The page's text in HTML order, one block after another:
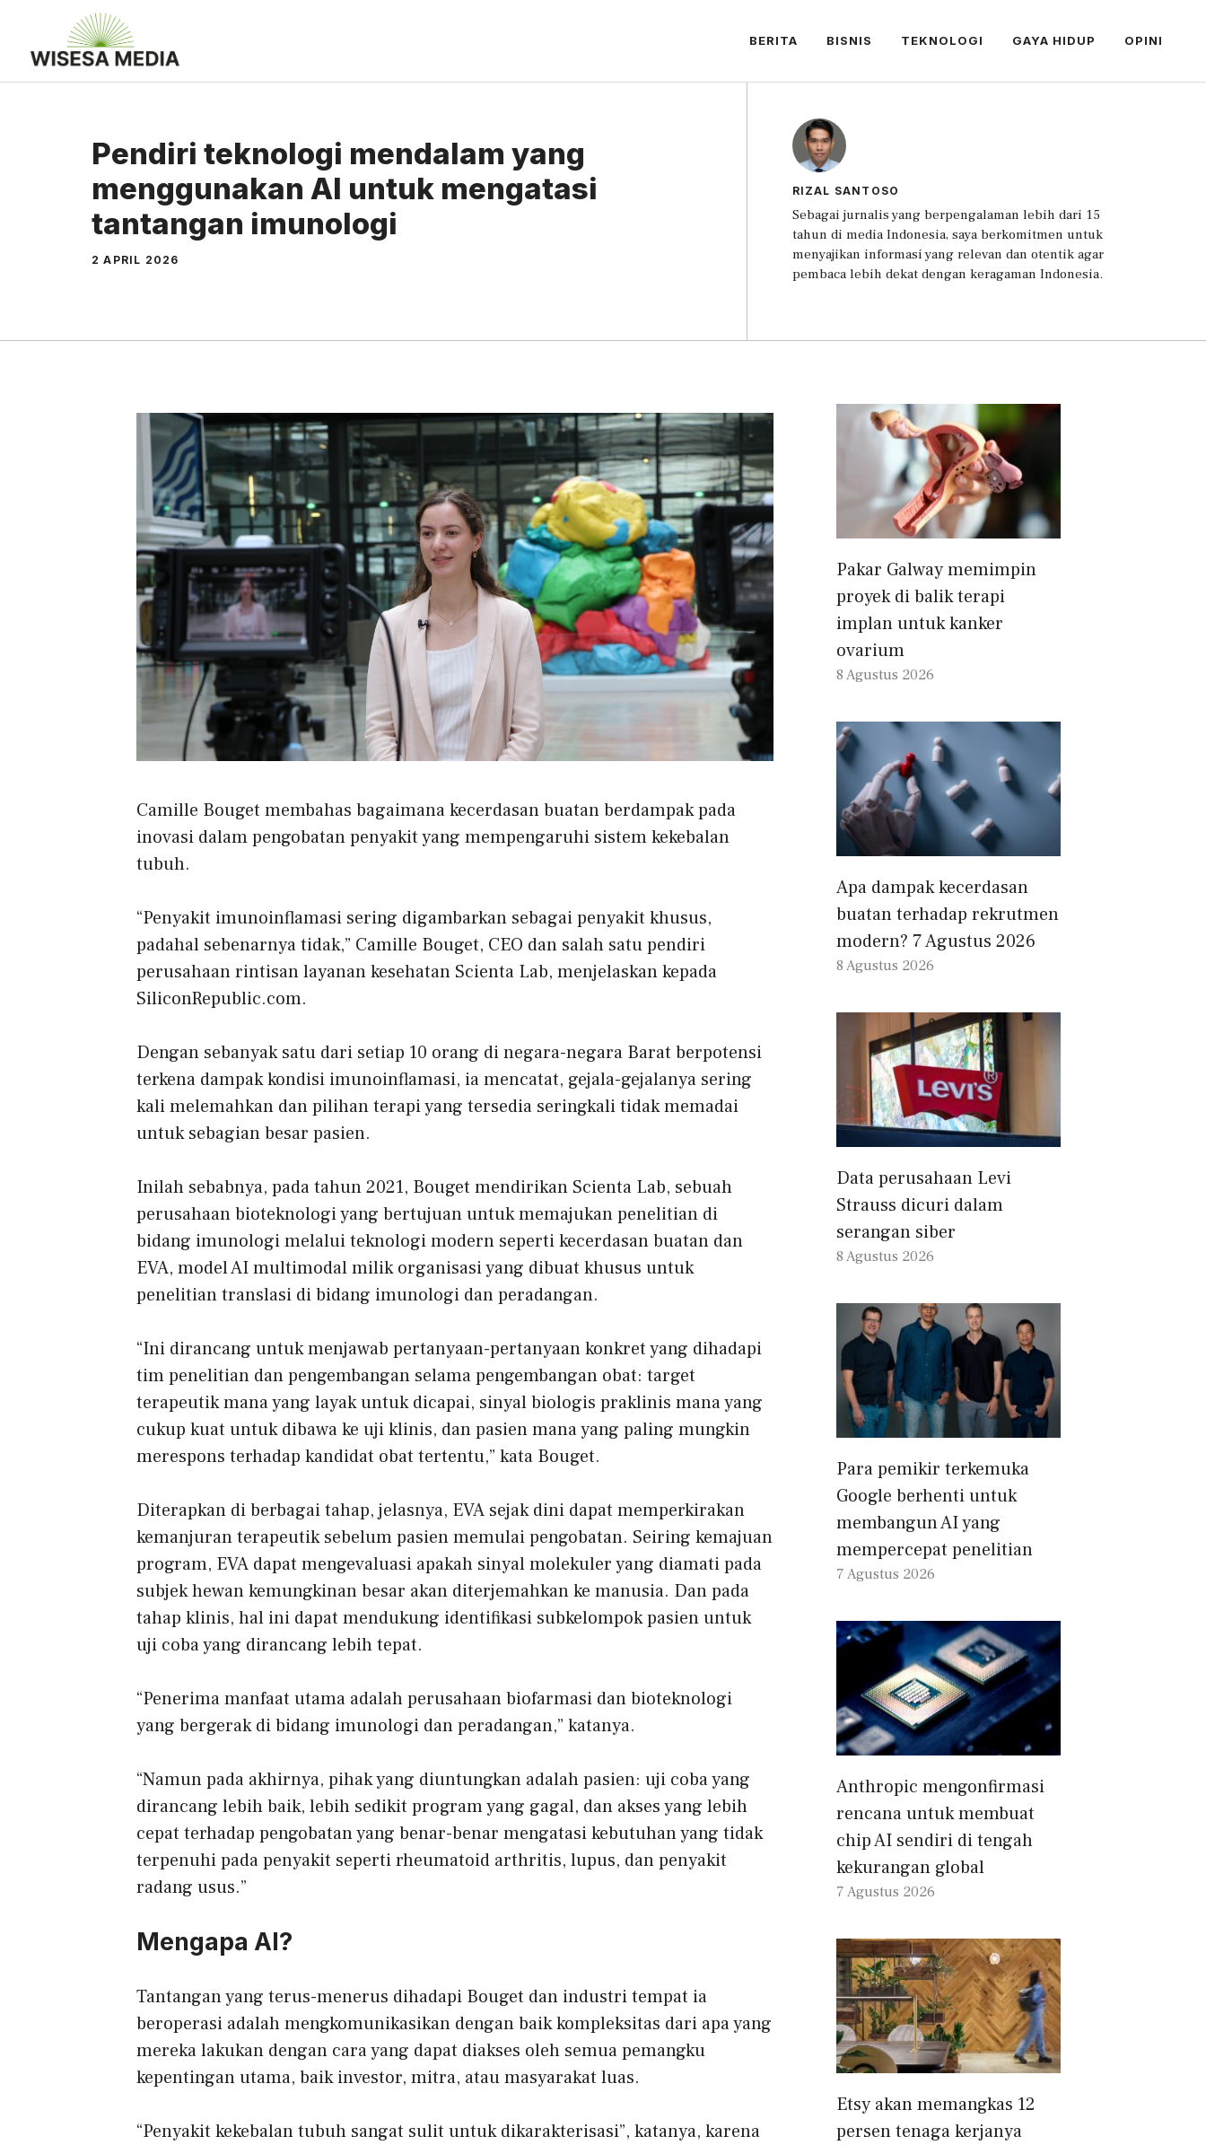
BERITA BISNIS TEKNOLOGI GAYA HIDUP OPINI
Pendiri teknologi mendalam yang
menggunakan AI untuk mengatasi
tantangan imunologi
2 APRIL 2026
RIZAL SANTOSO
Sebagai jurnalis yang berpengalaman lebih dari 15
tahun di media Indonesia, saya berkomitmen untuk
menyajikan informasi yang relevan dan otentik agar
pembaca lebih dekat dengan keragaman Indonesia.
Camille Bouget membahas bagaimana kecerdasan buatan berdampak pada
inovasi dalam pengobatan penyakit yang mempengaruhi sistem kekebalan
tubuh.
“Penyakit imunoinflamasi sering digambarkan sebagai penyakit khusus,
padahal sebenarnya tidak,” Camille Bouget, CEO dan salah satu pendiri
perusahaan rintisan layanan kesehatan Scienta Lab, menjelaskan kepada
SiliconRepublic.com.
Dengan sebanyak satu dari setiap 10 orang di negara-negara Barat berpotensi
terkena dampak kondisi imunoinflamasi, ia mencatat, gejala-gejalanya sering
kali melemahkan dan pilihan terapi yang tersedia seringkali tidak memadai
untuk sebagian besar pasien.
Inilah sebabnya, pada tahun 2021, Bouget mendirikan Scienta Lab, sebuah
perusahaan bioteknologi yang bertujuan untuk memajukan penelitian di
bidang imunologi melalui teknologi modern seperti kecerdasan buatan dan
EVA, model AI multimodal milik organisasi yang dibuat khusus untuk
penelitian translasi di bidang imunologi dan peradangan.
“Ini dirancang untuk menjawab pertanyaan-pertanyaan konkret yang dihadapi
tim penelitian dan pengembangan selama pengembangan obat: target
terapeutik mana yang layak untuk dicapai, sinyal biologis praklinis mana yang
cukup kuat untuk dibawa ke uji klinis, dan pasien mana yang paling mungkin
merespons terhadap kandidat obat tertentu,” kata Bouget.
Diterapkan di berbagai tahap, jelasnya, EVA sejak dini dapat memperkirakan
kemanjuran terapeutik sebelum pasien memulai pengobatan. Seiring kemajuan
program, EVA dapat mengevaluasi apakah sinyal molekuler yang diamati pada
subjek hewan kemungkinan besar akan diterjemahkan ke manusia. Dan pada
tahap klinis, hal ini dapat mendukung identifikasi subkelompok pasien untuk
uji coba yang dirancang lebih tepat.
“Penerima manfaat utama adalah perusahaan biofarmasi dan bioteknologi
yang bergerak di bidang imunologi dan peradangan,” katanya.
“Namun pada akhirnya, pihak yang diuntungkan adalah pasien: uji coba yang
dirancang lebih baik, lebih sedikit program yang gagal, dan akses yang lebih
cepat terhadap pengobatan yang benar-benar mengatasi kebutuhan yang tidak
terpenuhi pada penyakit seperti rheumatoid arthritis, lupus, dan penyakit
radang usus.”
Mengapa AI?
Tantangan yang terus-menerus dihadapi Bouget dan industri tempat ia
beroperasi adalah mengkomunikasikan dengan baik kompleksitas dari apa yang
mereka lakukan dengan cara yang dapat diakses oleh semua pemangku
kepentingan utama, baik investor, mitra, atau masyarakat luas.
“Penyakit kekebalan tubuh sangat sulit untuk dikarakterisasi”, katanya, karena
Pakar Galway memimpin
proyek di balik terapi
implan untuk kanker
ovarium
8 Agustus 2026
Apa dampak kecerdasan
buatan terhadap rekrutmen
modern? 7 Agustus 2026
8 Agustus 2026
Data perusahaan Levi
Strauss dicuri dalam
serangan siber
8 Agustus 2026
Para pemikir terkemuka
Google berhenti untuk
membangun AI yang
mempercepat penelitian
7 Agustus 2026
Anthropic mengonfirmasi
rencana untuk membuat
chip AI sendiri di tengah
kekurangan global
7 Agustus 2026
Etsy akan memangkas 12
persen tenaga kerjanya